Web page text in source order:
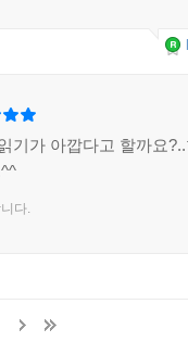
기가 아깝다고 할까요
다.